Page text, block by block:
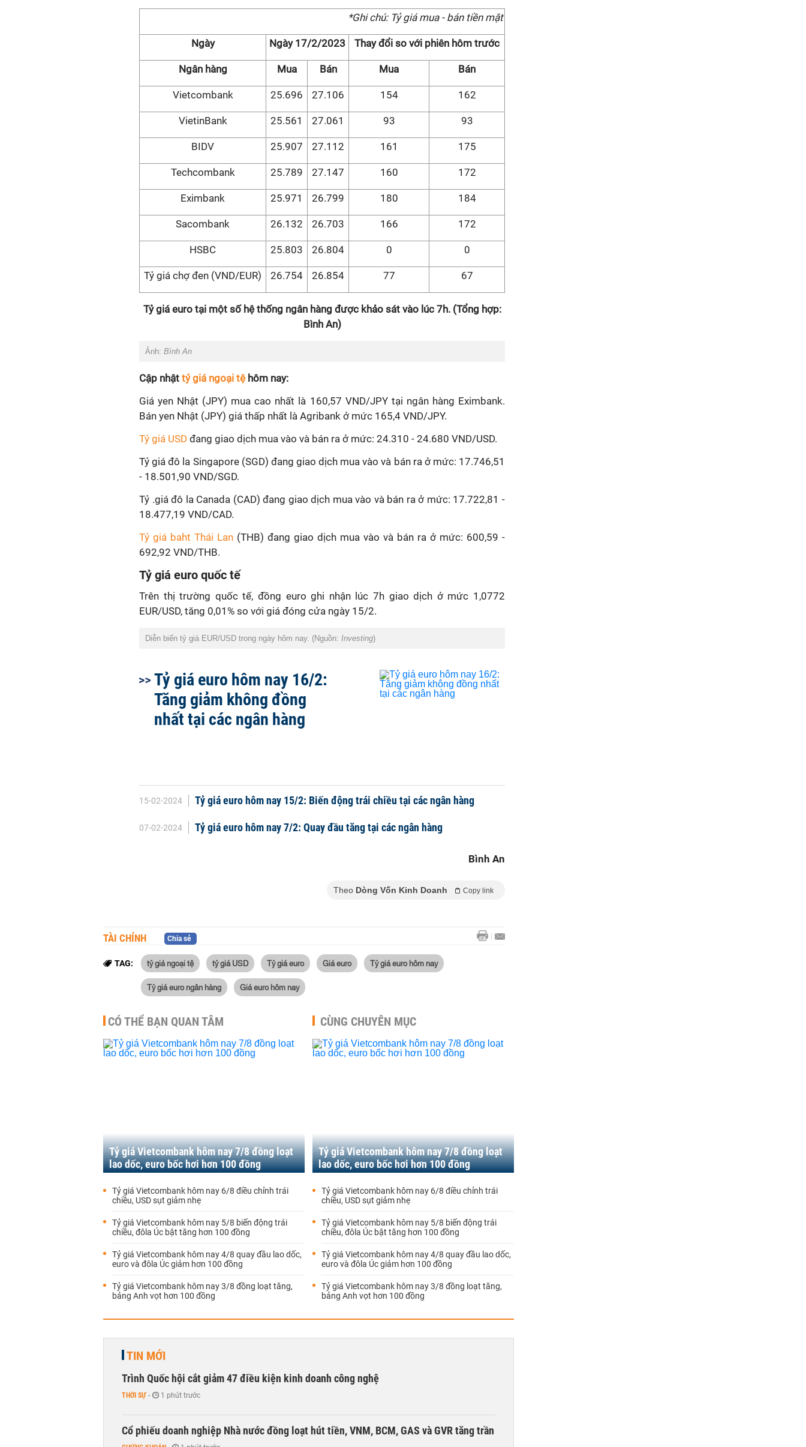
*Ghi chú: Tỷ giá mua - bán tiền mặt
Ngày Ngày 17/2/2023 Thay đổi so với phiên hôm trước
Ngân hàng Mua Bán Mua Bán
Vietcombank 25.696 27.106 154 162
VietinBank 25.561 27.061 93 93
BIDV 25.907 27.112 161 175
Techcombank 25.789 27.147 160 172
Eximbank 25.971 26.799 180 184
Sacombank 26.132 26.703 166 172
HSBC 25.803 26.804 0 0
Tỷ giá chợ đen (VND/EUR) 26.754 26.854 77 67
Tỷ giá euro tại một số hệ thống ngân hàng được khảo sát vào lúc 7h. (Tổng hợp:
Bình An)
Ảnh: Bình An
Cập nhật tỷ giá ngoại tệ hôm nay:
Giá yen Nhật (JPY) mua cao nhất là 160,57 VND/JPY tại ngân hàng Eximbank.
Bán yen Nhật (JPY) giá thấp nhất là Agribank ở mức 165,4 VND/JPY.
Tỷ giá USD đang giao dịch mua vào và bán ra ở mức: 24.310 - 24.680 VND/USD.
Tỷ giá đô la Singapore (SGD) đang giao dịch mua vào và bán ra ở mức: 17.746,51
- 18.501,90 VND/SGD.
Tỷ .giá đô la Canada (CAD) đang giao dịch mua vào và bán ra ở mức: 17.722,81 -
18.477,19 VND/CAD.
Tỷ giá baht Thái Lan (THB) đang giao dịch mua vào và bán ra ở mức: 600,59 -
692,92 VND/THB.
Tỷ giá euro quốc tế
Trên thị trường quốc tế, đồng euro ghi nhận lúc 7h giao dịch ở mức 1,0772
EUR/USD, tăng 0,01% so với giá đóng cửa ngày 15/2.
Diễn biến tỷ giá EUR/USD trong ngày hôm nay. (Nguồn: Investing)
Tỷ giá euro hôm nay 16/2:
Tăng giảm không đồng
nhất tại các ngân hàng
15-02-2024 Tỷ giá euro hôm nay 15/2: Biến động trái chiều tại các ngân hàng
07-02-2024 Tỷ giá euro hôm nay 7/2: Quay đầu tăng tại các ngân hàng
Bình An
Theo Dòng Vốn Kinh Doanh Copy link
TÀI CHÍNH Chia sẻ
TAG: tỷ giá ngoại tệ tỷ giá USD Tỷ giá euro Giá euro Tỷ giá euro hôm nay
Tỷ giá euro ngân hàng Giá euro hôm nay
CÓ THỂ BẠN QUAN TÂM
Tỷ giá Vietcombank hôm nay 7/8 đồng loạt
lao dốc, euro bốc hơi hơn 100 đồng
Tỷ giá Vietcombank hôm nay 6/8 điều chỉnh trái
chiều, USD sụt giảm nhẹ
Tỷ giá Vietcombank hôm nay 5/8 biến động trái
chiều, đôla Úc bật tăng hơn 100 đồng
Tỷ giá Vietcombank hôm nay 4/8 quay đầu lao dốc,
euro và đôla Úc giảm hơn 100 đồng
Tỷ giá Vietcombank hôm nay 3/8 đồng loạt tăng,
bảng Anh vọt hơn 100 đồng
CÙNG CHUYÊN MỤC
Tỷ giá Vietcombank hôm nay 7/8 đồng loạt
lao dốc, euro bốc hơi hơn 100 đồng
Tỷ giá Vietcombank hôm nay 6/8 điều chỉnh trái
chiều, USD sụt giảm nhẹ
Tỷ giá Vietcombank hôm nay 5/8 biến động trái
chiều, đôla Úc bật tăng hơn 100 đồng
Tỷ giá Vietcombank hôm nay 4/8 quay đầu lao dốc,
euro và đôla Úc giảm hơn 100 đồng
Tỷ giá Vietcombank hôm nay 3/8 đồng loạt tăng,
bảng Anh vọt hơn 100 đồng
TIN MỚI
Trình Quốc hội cắt giảm 47 điều kiện kinh doanh công nghệ
THỜI SỰ - 1 phút trước
Cổ phiếu doanh nghiệp Nhà nước đồng loạt hút tiền, VNM, BCM, GAS và GVR tăng trần